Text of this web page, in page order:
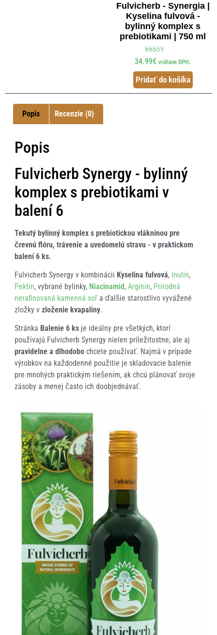
Fulvicherb - Synergia |
Kyselina fulvová -
bylinný komplex s
prebiotikami | 750 ml
Hodnotenie
4.89
z 5
34.99€ vrátane DPH.
Pridať do košíka
Popis Recenzie (0)
Popis
Fulvicherb Synergy - bylinný
komplex s prebiotikami v
balení 6
Tekutý bylinný komplex s prebiotickou vlákninou pre
črevnú flóru, trávenie a uvedomelú stravu - v praktickom
balení 6 ks.
Fulvicherb Synergy v kombinácii Kyselina fulvová, Inulín,
Pektín, vybrané bylinky, Niacinamid, Arginín, Prírodná
nerafinovaná kamenná soľ a ďalšie starostlivo vyvážené
zložky v zloženie kvapaliny.
Stránka Balenie 6 ks je ideálny pre všetkých, ktorí
používajú Fulvicherb Synergy nielen príležitostne, ale aj
pravidelne a dlhodobo chcete používať. Najmä v prípade
výrobkov na každodenné použitie je skladovacie balenie
pre mnohých praktickým riešením, ak chcú plánovať svoje
zásoby a menej často ich doobjednávať.